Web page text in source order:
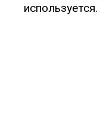
используется.